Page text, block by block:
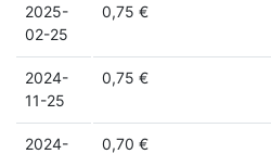
2025-
02-25
0,75 €
2024-
11-25
0,75 €
2024-
0,70 €